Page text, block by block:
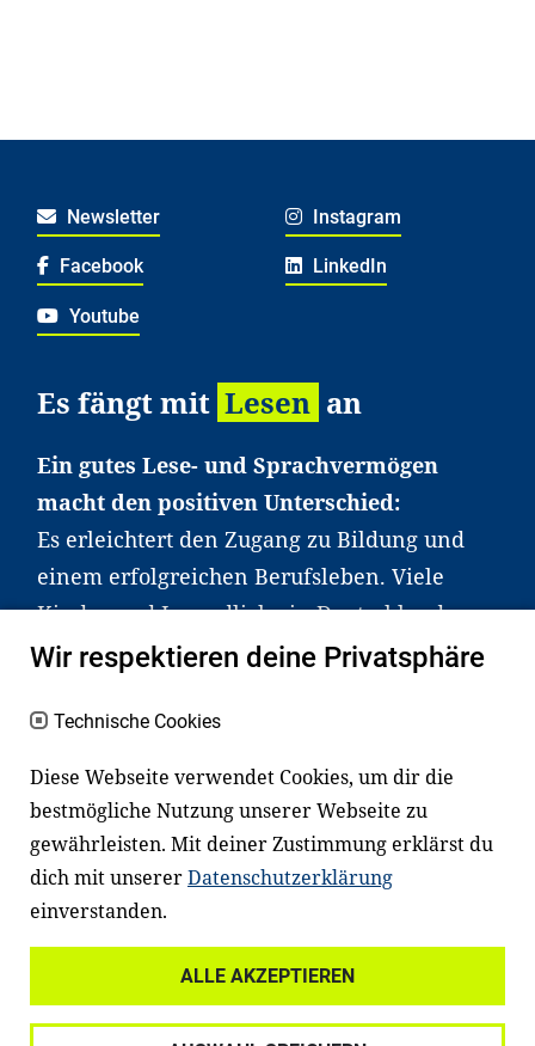
Newsletter Instagram
Facebook LinkedIn
Youtube
Es fängt mit Lesen an
Ein gutes Lese- und Sprachvermögen
macht den positiven Unterschied:
Es erleichtert den Zugang zu Bildung und
einem erfolgreichen Berufsleben. Viele
Kinder und Jugendliche in Deutschland
haben aber große Schwierigkeiten dabei.
an Familien sowie an Erzieher*innen,
Fachexpert*innen. Dafür arbeiten wir eng
mit Ministerien, wissenschaftlichen
Einrichtungen, Verbänden, Unternehmen
und anderen Stiftungen zusammen.
Wir respektieren deine Privatsphäre
Technische Cookies
Diese Webseite verwendet Cookies, um dir die
bestmögliche Nutzung unserer Webseite zu
gewährleisten. Mit deiner Zustimmung erklärst du
dich mit unsererDatenschutzerklärung
einverstanden.
ALLE AKZEPTIEREN